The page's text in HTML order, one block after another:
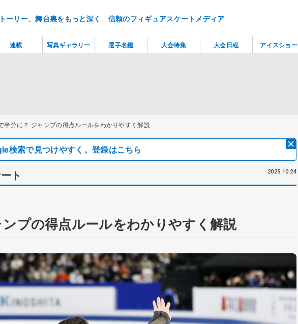
ーリー、舞台裏をもっと深く 信頼のフィギュアスケートメディア
半分に？ ジャンプの得点ルールをわかりやすく解説
検索で見つけやすく。登録はこちら
ト 2025.10.24
プの得点ルールをわかりやすく解説
連載 写真ギャラリー 選手名鑑 大会特集 大会日程 アイスショー